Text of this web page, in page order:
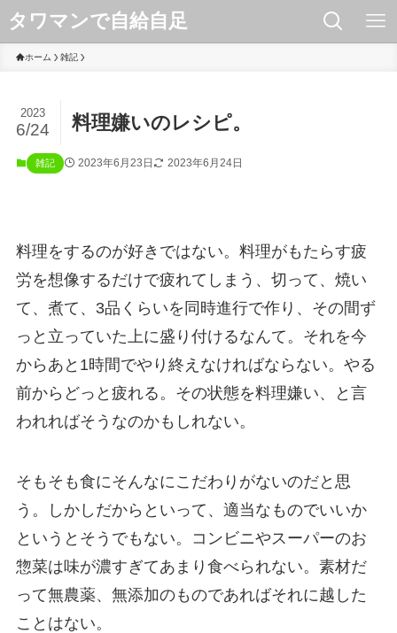
タワマンで自給自足
ホーム 雑記
料理嫌いのレシピ。
2023
6/24
雑記 2023年6月23日 2023年6月24日
料理をするのが好きではない。料理がもたらす疲
労を想像するだけで疲れてしまう、切って、焼い
て、煮て、3品くらいを同時進行で作り、その間ず
っと立っていた上に盛り付けるなんて。それを今
からあと1時間でやり終えなければならない。やる
前からどっと疲れる。その状態を料理嫌い、と言
われればそうなのかもしれない。
そもそも食にそんなにこだわりがないのだと思
う。しかしだからといって、適当なものでいいか
というとそうでもない。コンビニやスーパーのお
惣菜は味が濃すぎてあまり食べられない。素材だ
って無農薬、無添加のものであればそれに越した
ことはない。